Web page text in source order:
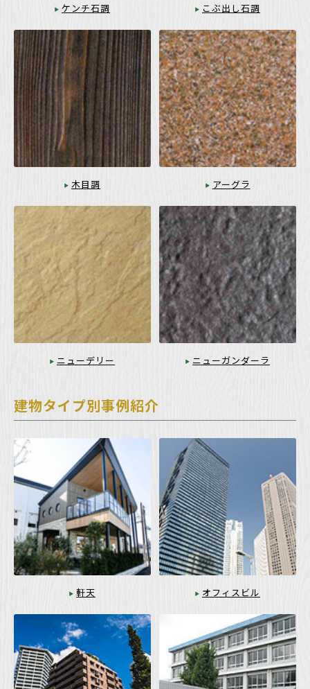
ケンチ石調 こぶ出し石調
木目調 アーグラ
ニューデリー ニューガンダーラ
建物タイプ別事例紹介
軒天 オフィスビル